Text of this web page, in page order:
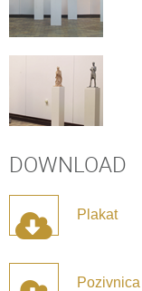
DOWNLOAD
Plakat
Pozivnica